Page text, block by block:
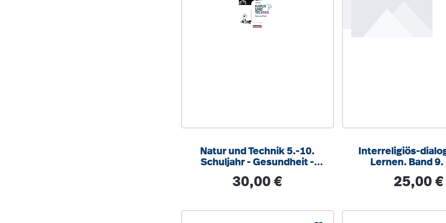
Natur und Technik 5.-10.
Schuljahr - Gesundheit -
Regulärer Preis:
30,00 €
Interreligiös-
Lernen. Band
Regulärer
25,00 €